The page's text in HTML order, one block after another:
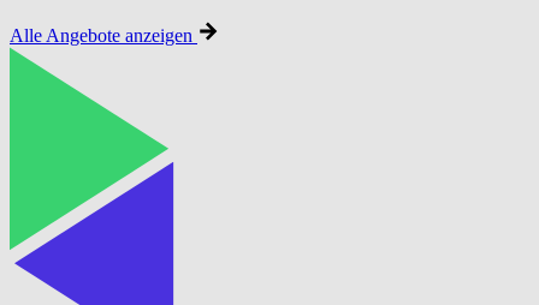
Alle Angebote anzeigen